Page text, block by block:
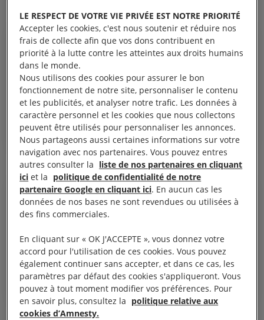
Voir toutes les actualités
REPÈRE 18 juin 2026
Que va changer le
sur la migration et l'asile
?
DÉCRYPTAGE RÉFUGIÉS ET MIGRANTS
Voir tous les repères
DOSSIER 30 octobre 2025
République
un conflit oublié ?
RÉPUBLIQUE DÉMOCRATIQUE DU CONGO
JUSTICE DE GENRE
RESPECT DU DROIT INTERNATIONAL HUMANITAIRE
LE RESPECT DE VOTRE VIE PRIVÉE EST NOTRE PRIORITÉ
Accepter les cookies, c'est nous soutenir et réduire nos
frais de collecte afin que vos dons contribuent en
priorité à la lutte contre les atteintes aux droits humains
dans le monde.
Nous utilisons des cookies pour assurer le bon
fonctionnement de notre site, personnaliser le contenu
et les publicités, et analyser notre trafic. Les données à
caractère personnel et les cookies que nous collectons
peuvent être utilisés pour personnaliser les annonces.
Nous partageons aussi certaines informations sur votre
navigation avec nos partenaires. Vous pouvez entres
autres consulter la liste de nos partenaires en cliquant
ici et la politique de confidentialité de notre
partenaire Google en cliquant ici. En aucun cas les
données de nos bases ne sont revendues ou utilisées à
des fins commerciales.
En cliquant sur « OK J'ACCEPTE », vous donnez votre
accord pour l'utilisation de ces cookies. Vous pouvez
également continuer sans accepter, et dans ce cas, les
paramètres par défaut des cookies s'appliqueront. Vous
pouvez à tout moment modifier vos préférences. Pour
en savoir plus, consultez la politique relative aux
cookies d’Amnesty.